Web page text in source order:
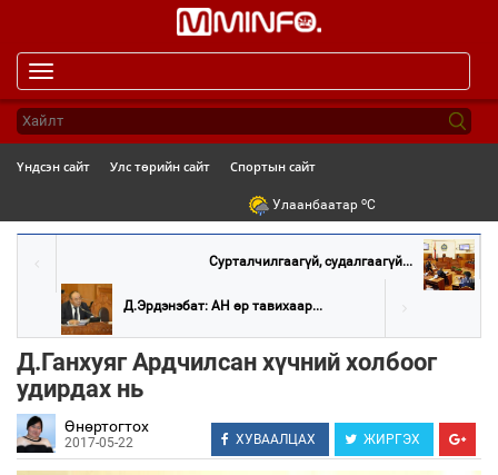
navigation
Үндсэн сайт Улс төрийн сайт Спортын сайт
Улаанбаатар oC
Сурталчилгаагүй, судалгаагүй...
Д.Эрдэнэбат: АН өр тавихаар...
Д.Ганхуяг Ардчилсан хүчний холбоог
удирдах нь
Өнөртогтох
2017-05-22 ХУВААЛЦАХ ЖИРГЭХ